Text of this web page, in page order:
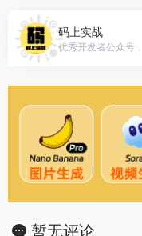
码上实战
暂无评论